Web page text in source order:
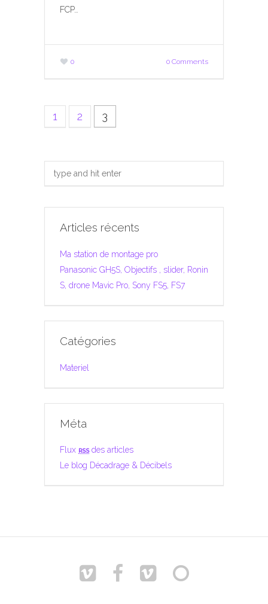
FCP…
0 0 Comments
1 2 3
Articles récents
Ma station de montage pro
Panasonic GH5S, Objectifs , slider, Ronin
S, drone Mavic Pro, Sony FS5, FS7
Catégories
Materiel
Méta
Flux rssdes articles
Le blog Décadrage & Décibels